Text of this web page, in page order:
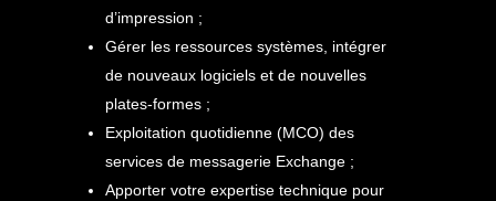
d’impression ;
Gérer les ressources systèmes, intégrer
de nouveaux logiciels et de nouvelles
plates-formes ;
Exploitation quotidienne (MCO) des
services de messagerie Exchange ;
Apporter votre expertise technique pour